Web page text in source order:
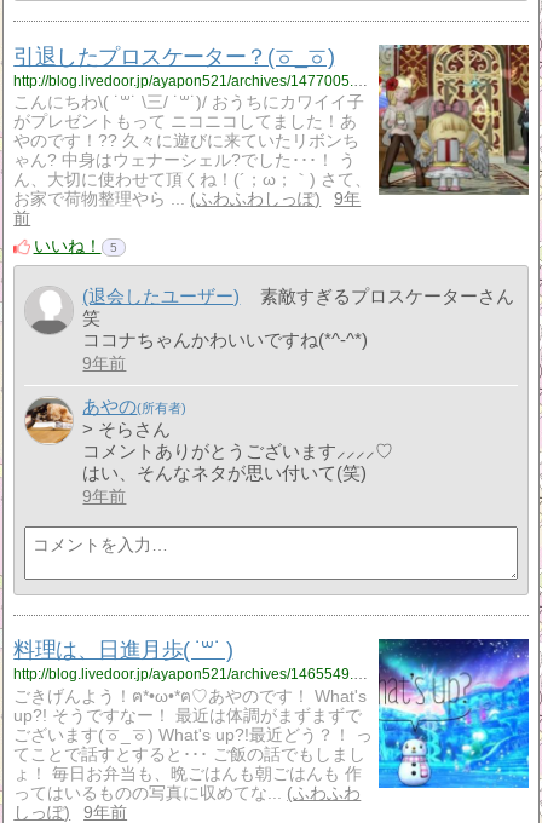
引退したプロスケーター？(ㆆ_ㆆ)
http://blog.livedoor.jp/ayapon521/archives/1477005.html
こんにちわ\( ˙꒳​˙ \三/ ˙꒳​˙)/ おうちにカワイイ子
がプレゼントもって ニコニコしてました！あ
やのです！?? 久々に遊びに来ていたリボンち
ゃん? 中身はウェナーシェル?でした･･･！ う
ん、大切に使わせて頂くね！(´；ω；｀) さて、
お家で荷物整理やら ...
ふわふわしっぽ
9年
前
いいね！
5
(退会したユーザー)
素敵すぎるプロスケーターさん
笑
ココナちゃんかわいいですね(*^-^*)
9年前
あやの
> そらさん
コメントありがとうございます⸝⸝⸝⸝♡
はい、そんなネタが思い付いて(笑)
9年前
料理は、日進月歩( ˙꒳​˙ )
http://blog.livedoor.jp/ayapon521/archives/1465549.html
ごきげんよう！ฅ*•ω•*ฅ♡あやのです！ What's
up?! そうですなー！ 最近は体調がまずまずで
ございます(ㆆ_ㆆ) What's up?!最近どう？！ っ
てことで話すとすると･･･ ご飯の話でもしまし
ょ！ 毎日お弁当も、晩ごはんも朝ごはんも 作
ってはいるものの写真に収めてな...
ふわふわ
しっぽ
9年前